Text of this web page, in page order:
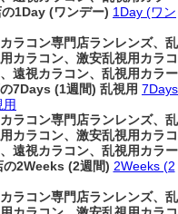
1Day (ワンデー) 1Day (ワン
ラコン専門店ランレンズ、乱
カラコン、激安乱視用カラコ
遠視カラコン、乱視用カラー
7Days (1週間) 乱視用 7Days
ラコン専門店ランレンズ、乱
カラコン、激安乱視用カラコ
遠視カラコン、乱視用カラー
の2Weeks (2週間) 2Weeks (2
ラコン専門店ランレンズ、乱